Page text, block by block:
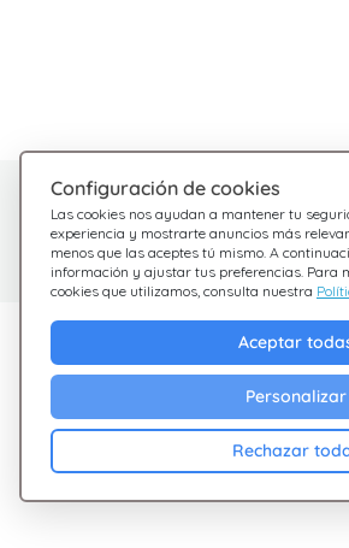
Configuración de cookies
Las cookies nos ayudan a mantener tu
experiencia y mostrarte anuncios más
menos que las aceptes tú mismo. A
información y ajustar tus preferencias. Para
cookies que utilizamos, consulta nuestra
Aceptar
Personalizar
Rechazar
¿Tienes
Estamos
Descubre Giftsy
Cashback
Blog